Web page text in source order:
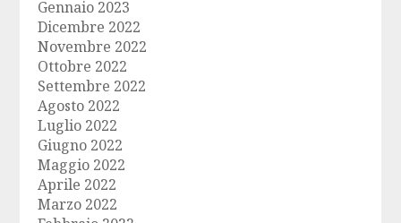
Gennaio 2023
Dicembre 2022
Novembre 2022
Ottobre 2022
Settembre 2022
Agosto 2022
Luglio 2022
Giugno 2022
Maggio 2022
Aprile 2022
Marzo 2022